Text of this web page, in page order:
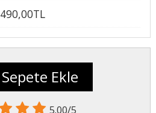
490,00TL
Sepete Ekle
5.00/5